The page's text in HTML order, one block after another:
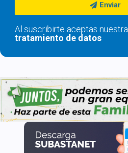
Enviar
Al suscribirte aceptas nuestra
tratamiento de datos